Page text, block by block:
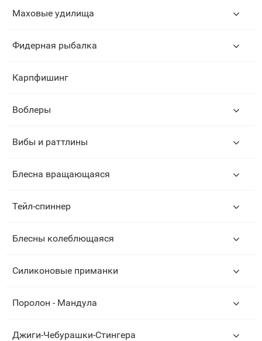
Маховые удилища
Фидерная рыбалка
Карпфишинг
Воблеры
Вибы и раттлины
Блесна вращающаяся
Тейл-спиннер
Блесны колеблющаяся
Силиконовые приманки
Поролон - Мандула
Джиги-Чебурашки-Стингера